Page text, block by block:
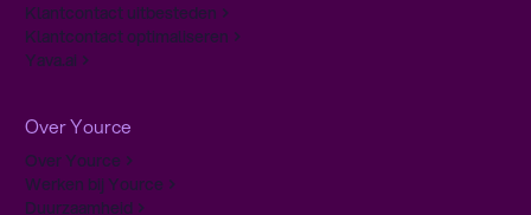
Klantcontact uitbesteden
Klantcontact optimaliseren
Yava.ai
Over Yource
Over Yource
Werken bij Yource
Duurzaamheid